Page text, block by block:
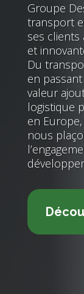
Groupe
transport
ses
et
Du
en
valeur
logistique
en
nous